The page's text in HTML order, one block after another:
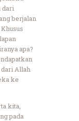
dari
berjalan
apa?
dari Allah
ke
kita,
pada